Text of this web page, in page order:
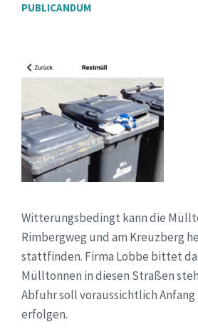
PUBLICANDUM
Witterungsbedingt kann die
Rimbergweg und am Kreuzberg
stattfinden. Firma Lobbe bittet
Mülltonnen in diesen Straßen
Abfuhr soll voraussichtlich
erfolgen.